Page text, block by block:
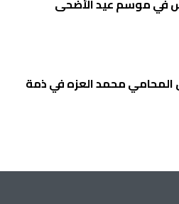
في موسم عيد الأضحى
محمد العزه في ذمة